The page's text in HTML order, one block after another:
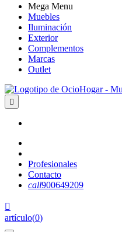
Mega Menu
Muebles
Iluminación
Exterior
Complementos
Marcas
Outlet

Profesionales
Contacto
call900649209

artículo(0)